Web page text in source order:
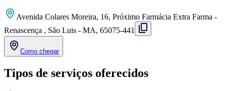
Avenida Colares Moreira, 16, Próximo Farmácia Extra Farma -
Renascença , São Luis - MA, 65075-441
Como chegar
Tipos de serviços oferecidos